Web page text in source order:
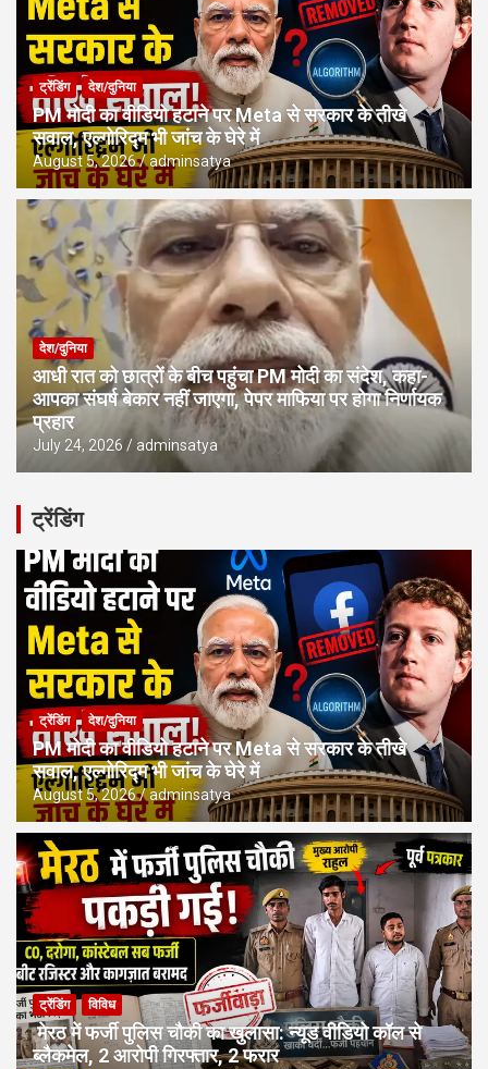
ट्रेंडिंग देश/दुनिया
PM मोदी का वीडियो हटाने पर Meta से सरकार के तीखे
सवाल, एल्गोरिद्म भी जांच के घेरे में
August 5, 2026 adminsatya
देश/दुनिया
आधी रात को छात्रों के बीच पहुंचा PM मोदी का संदेश, कहा-
आपका संघर्ष बेकार नहीं जाएगा, पेपर माफिया पर होगा निर्णायक
प्रहार
July 24, 2026 adminsatya
ट्रेंडिंग
ट्रेंडिंग देश/दुनिया
PM मोदी का वीडियो हटाने पर Meta से सरकार के तीखे
सवाल, एल्गोरिद्म भी जांच के घेरे में
August 5, 2026 adminsatya
ट्रेंडिंग विविध
मेरठ में फर्जी पुलिस चौकी का खुलासा: न्यूड वीडियो कॉल से
ब्लैकमेल, 2 आरोपी गिरफ्तार, 2 फरार